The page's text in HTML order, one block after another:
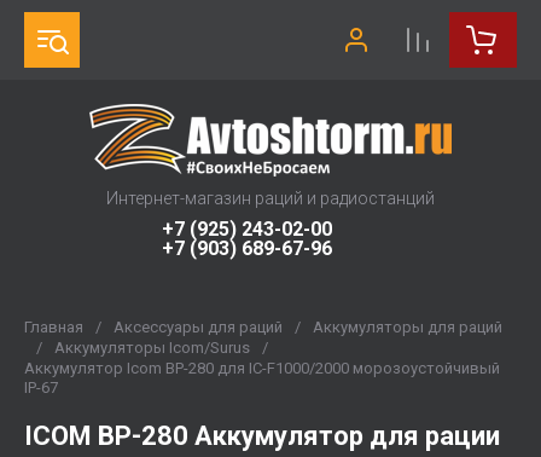
Интернет-магазин раций и радиостанций
+7 (925) 243-02-00
+7 (903) 689-67-96
Главная / Аксессуары для раций /
Аккумуляторы для раций
/
Аккумуляторы Icom/Surus
/
Аккумулятор Icom BP-280 для IC-F1000/2000 морозоустойчивый
IP-67
ICOM BP-280 Аккумулятор для рации